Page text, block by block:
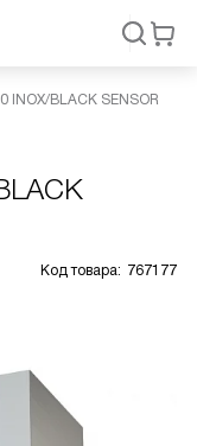
INOX/BLACK SENSOR
Код товара: 767177